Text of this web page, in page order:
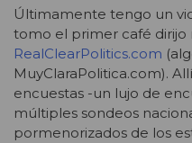
Últimamente tengo un
tomo el primer café dirijo
RealClearPolitics.com
MuyClaraPolitica.com).
encuestas -un lujo de
múltiples sondeos
pormenorizados de los